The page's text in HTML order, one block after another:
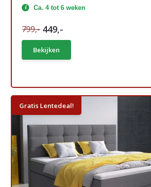
Ca. 4 tot 6 weken
799,- 449,-
Bekijken
Gratis Lentedeal!